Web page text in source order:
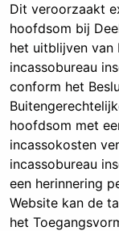
Dit veroorzaakt
hoofdsom bij
het uitblijven van
incassobureau
conform het
hoofdsom met
incassokosten
incassobureau
een herinnering
Website kan de
het